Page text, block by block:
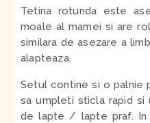
Tetina rotunda este
moale al mamei si are
similara de asezare a
alapteaza.
Setul contine si o palnie
sa umpleti sticla rapid si
de lapte / lapte praf. In